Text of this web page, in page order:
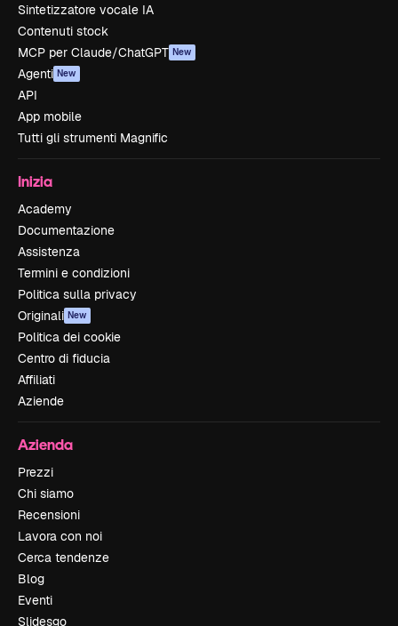
Sintetizzatore vocale IA
Contenuti stock
MCP per Claude/ChatGPT New
Agenti New
API
App mobile
Tutti gli strumenti Magnific
Inizia
Academy
Documentazione
Assistenza
Termini e condizioni
Politica sulla privacy
Originali New
Politica dei cookie
Centro di fiducia
Affiliati
Aziende
Azienda
Prezzi
Chi siamo
Recensioni
Lavora con noi
Cerca tendenze
Blog
Eventi
Slidesgo